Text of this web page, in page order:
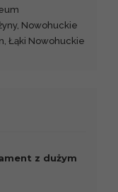
Nowohuckie
Łąki Nowohuckie
z dużym